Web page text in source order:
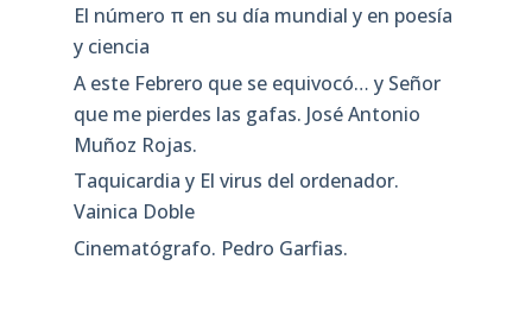
El número π en su día mundial y en poesía
y ciencia
A este Febrero que se equivocó… y Señor
que me pierdes las gafas. José Antonio
Muñoz Rojas.
Taquicardia y El virus del ordenador.
Vainica Doble
Cinematógrafo. Pedro Garfias.